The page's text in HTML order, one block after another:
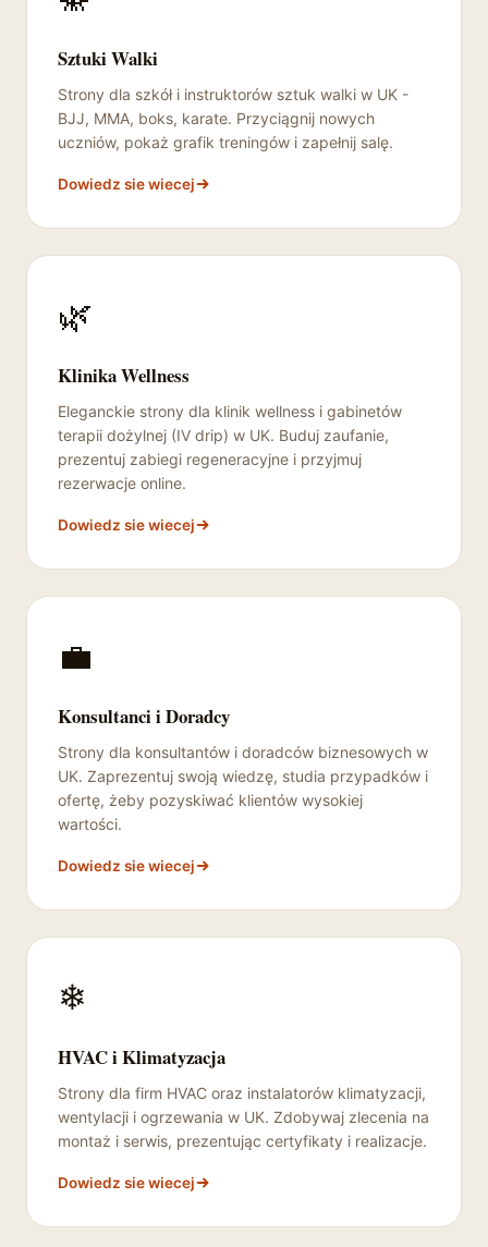
Sztuki Walki
Strony dla szkół i instruktorów sztuk walki w UK -
BJJ, MMA, boks, karate. Przyciągnij nowych
uczniów, pokaż grafik treningów i zapełnij salę.
Dowiedz sie wiecej
🌿
Klinika Wellness
Eleganckie strony dla klinik wellness i gabinetów
terapii dożylnej (IV drip) w UK. Buduj zaufanie,
prezentuj zabiegi regeneracyjne i przyjmuj
rezerwacje online.
Dowiedz sie wiecej
💼
Konsultanci i Doradcy
Strony dla konsultantów i doradców biznesowych w
UK. Zaprezentuj swoją wiedzę, studia przypadków i
ofertę, żeby pozyskiwać klientów wysokiej
wartości.
Dowiedz sie wiecej
❄️
HVAC i Klimatyzacja
Strony dla firm HVAC oraz instalatorów klimatyzacji,
wentylacji i ogrzewania w UK. Zdobywaj zlecenia na
montaż i serwis, prezentując certyfikaty i realizacje.
Dowiedz sie wiecej